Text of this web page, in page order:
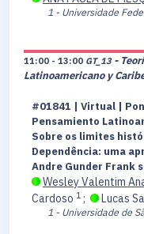
1 - Universidade
11:00 - 13:00 GT_13 -
Latinoamericano y
#01841 | Virtual |
Pensamiento
Sobre os limites
Dependência: uma
Andre Gunder Frank
Wesley Valentim
Cardoso 1 ; Lucas
1 - Universidade de